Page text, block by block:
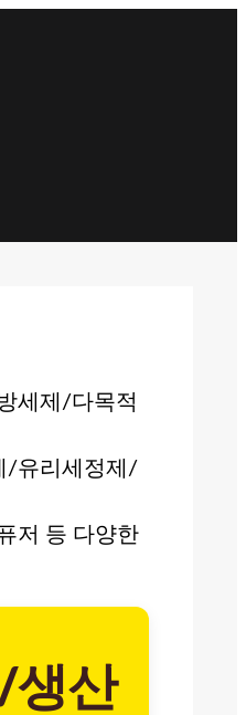
세제/다목적
/유리세정제/
저 등 다양한
생산